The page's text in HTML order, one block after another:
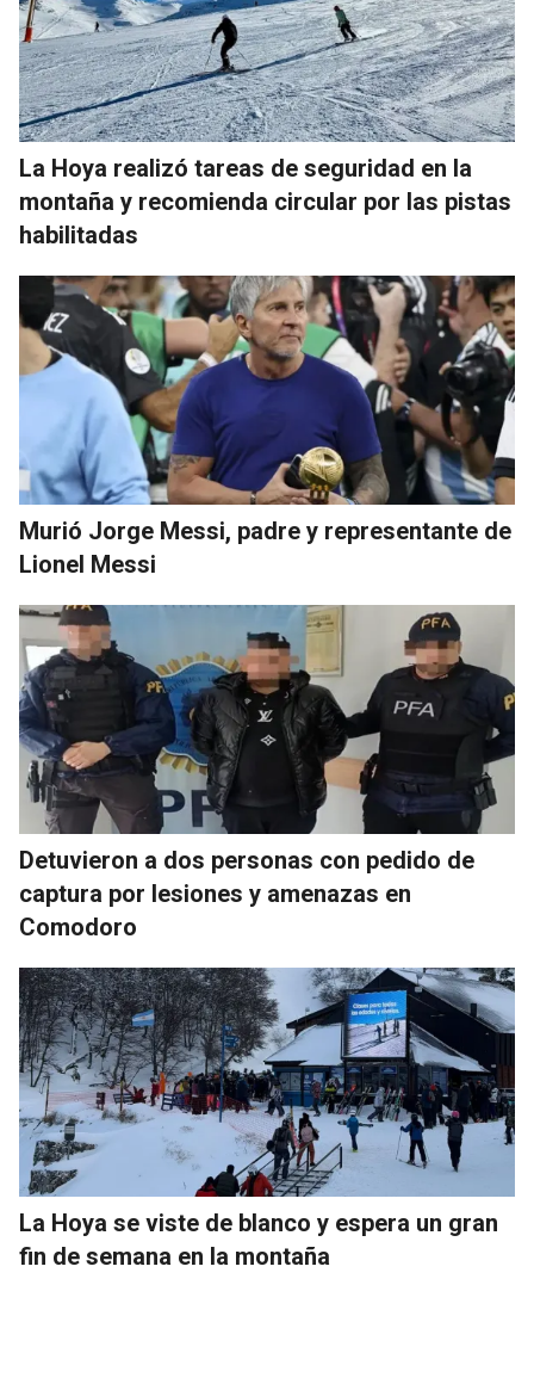
La Hoya realizó tareas de seguridad en la
montaña y recomienda circular por las pistas
habilitadas
Murió Jorge Messi, padre y representante de
Lionel Messi
Detuvieron a dos personas con pedido de
captura por lesiones y amenazas en
Comodoro
La Hoya se viste de blanco y espera un gran
fin de semana en la montaña